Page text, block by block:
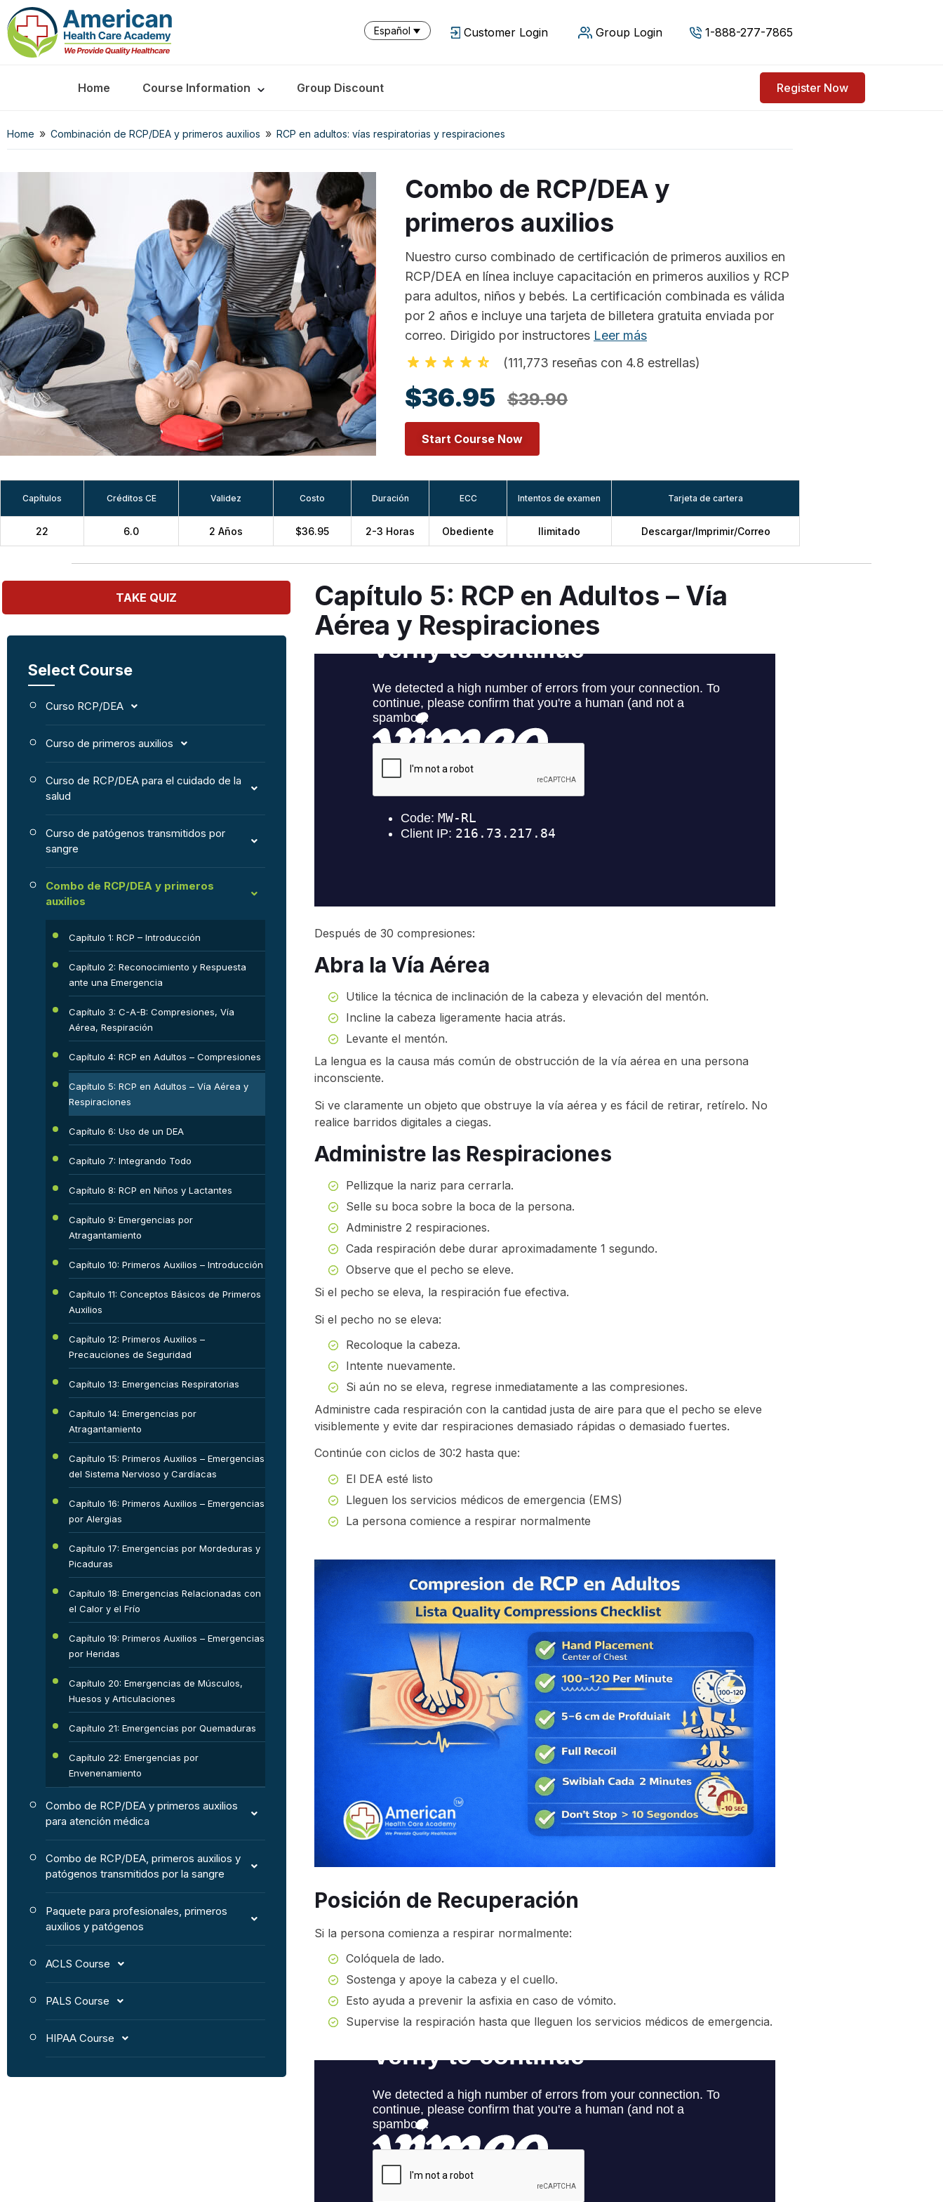
Español Customer Login Group Login 1-888-277-7865
Home Course Information Group Discount Register Now
Home » Combinación de RCP/DEA y primeros auxilios » RCP en adultos: vías respiratorias y respiraciones
Combo de RCP/DEA y
primeros auxilios
Nuestro curso combinado de certificación de primeros auxilios en
RCP/DEA en línea incluye capacitación en primeros auxilios y RCP
para adultos, niños y bebés. La certificación combinada es válida
por 2 años e incluye una tarjeta de billetera gratuita enviada por
correo. Dirigido por instructores Leer más
(111,773 reseñas con 4.8 estrellas)
$36.95 $39.90
Start Course Now
Capítulos Créditos CE Validez Costo Duración ECC Intentos de examen Tarjeta de cartera
22 6.0 2 Años $36.95 2-3 Horas Obediente Ilimitado Descargar/Imprimir/Correo
TAKE QUIZ
Select Course
Curso RCP/DEA
Curso de primeros auxilios
Curso de RCP/DEA para el cuidado de la
salud
Curso de patógenos transmitidos por
sangre
Combo de RCP/DEA y primeros
auxilios
Capítulo 1: RCP – Introducción
Capítulo 2: Reconocimiento y Respuesta
ante una Emergencia
Capítulo 3: C-A-B: Compresiones, Vía
Aérea, Respiración
Capítulo 4: RCP en Adultos – Compresiones
Capítulo 5: RCP en Adultos – Vía Aérea y
Respiraciones
Capítulo 6: Uso de un DEA
Capítulo 7: Integrando Todo
Capítulo 8: RCP en Niños y Lactantes
Capítulo 9: Emergencias por
Atragantamiento
Capítulo 10: Primeros Auxilios – Introducción
Capítulo 11: Conceptos Básicos de Primeros
Auxilios
Capítulo 12: Primeros Auxilios –
Precauciones de Seguridad
Capítulo 13: Emergencias Respiratorias
Capítulo 14: Emergencias por
Atragantamiento
Capítulo 15: Primeros Auxilios – Emergencias
del Sistema Nervioso y Cardíacas
Capítulo 16: Primeros Auxilios – Emergencias
por Alergias
Capítulo 17: Emergencias por Mordeduras y
Picaduras
Capítulo 18: Emergencias Relacionadas con
el Calor y el Frío
Capítulo 19: Primeros Auxilios – Emergencias
por Heridas
Capítulo 20: Emergencias de Músculos,
Huesos y Articulaciones
Capítulo 21: Emergencias por Quemaduras
Capítulo 22: Emergencias por
Envenenamiento
Combo de RCP/DEA y primeros auxilios
para atención médica
Combo de RCP/DEA, primeros auxilios y
patógenos transmitidos por la sangre
Paquete para profesionales, primeros
auxilios y patógenos
ACLS Course
PALS Course
HIPAA Course
Capítulo 5: RCP en Adultos – Vía
Aérea y Respiraciones
Después de 30 compresiones:
Abra la Vía Aérea
Utilice la técnica de inclinación de la cabeza y elevación del mentón.
Incline la cabeza ligeramente hacia atrás.
Levante el mentón.
La lengua es la causa más común de obstrucción de la vía aérea en una persona
inconsciente.
Si ve claramente un objeto que obstruye la vía aérea y es fácil de retirar, retírelo. No
realice barridos digitales a ciegas.
Administre las Respiraciones
Pellizque la nariz para cerrarla.
Selle su boca sobre la boca de la persona.
Administre 2 respiraciones.
Cada respiración debe durar aproximadamente 1 segundo.
Observe que el pecho se eleve.
Si el pecho se eleva, la respiración fue efectiva.
Si el pecho no se eleva:
Recoloque la cabeza.
Intente nuevamente.
Si aún no se eleva, regrese inmediatamente a las compresiones.
Administre cada respiración con la cantidad justa de aire para que el pecho se eleve
visiblemente y evite dar respiraciones demasiado rápidas o demasiado fuertes.
Continúe con ciclos de 30:2 hasta que:
El DEA esté listo
Lleguen los servicios médicos de emergencia (EMS)
La persona comience a respirar normalmente
Posición de Recuperación
Si la persona comienza a respirar normalmente:
Colóquela de lado.
Sostenga y apoye la cabeza y el cuello.
Esto ayuda a prevenir la asfixia en caso de vómito.
Supervise la respiración hasta que lleguen los servicios médicos de emergencia.